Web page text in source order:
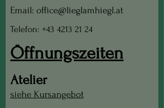
Email: office@lieglamhiegl.at
Telefon: +43 4213 21 24
Öffnungszeiten
Atelier
siehe Kursangebot